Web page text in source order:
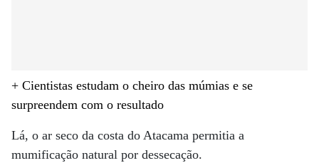
+ Cientistas estudam o cheiro das múmias e se
surpreendem com o resultado
Lá, o ar seco da costa do Atacama permitia a
mumificação natural por dessecação.